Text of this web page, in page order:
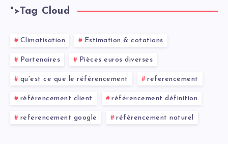
">Tag Cloud
Climatisation Estimation & cotations
Partenaires Pièces euros diverses
qu'est ce que le référencement referencement
référencement client référencement définition
referencement google référencement naturel